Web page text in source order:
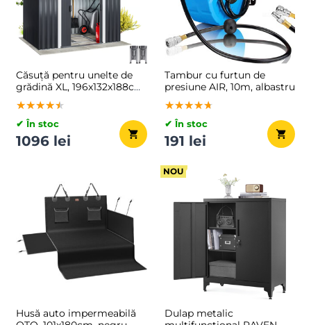
Căsuță pentru unelte de
grădină XL, 196x132x188cm,
antracit
★★★★★
★★★★★
★★★★★
✔ În stoc
1096 lei
Tambur cu furtun de
presiune AIR, 10m, albastru
★★★★★
★★★★★
★★★★★
✔ În stoc
191 lei
Husă auto impermeabilă
NOU
Dulap metalic